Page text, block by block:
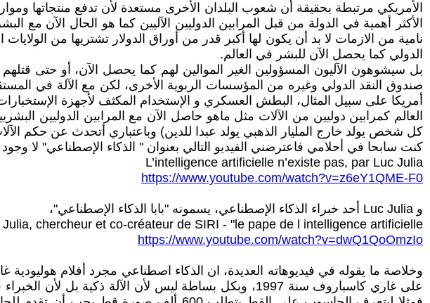
الأمريكي مرتبطة بحقيقة أن شعوب البلدان الأخرى مستعدة لأن تدفع منتجاتها
الأكثر أهمية في الدولة من قبل المرابين الدوليين الآليين كما هو الحال الآن
نامية من الازمات لا بد أن يكون لها أكبر قدر من أوراق الدولار تشتريها من
الدولي كما يحصل الآن للبشر في العالم.
بل سيشوهون الآليون المسؤولين الغير الموالين لهم كما يحصل الآن، أو حتى
صندوق النقد الدولي وغيره من المؤسسات الربوية الأخرى، لكن مع الآلة في
أمريكا على سبيل المثال، البطش العسكري و الإستخدام المكثف لأجهزة
العالم كمرابين دوليين من الآلات مثل ماهو حاصل الآن مع المرابين الدوليين
كل شخص يولد خارج المليار الذهبي يولد عبدا للدين) وباعتباري أتحدث عن حكم
كنت سابحا في أحلامي فاعترضني الفيديو التالي بعنوان " الذكاء الإصطناعي" لا وجود
L’intelligence artificielle n’existe pas, par Luc Julia
https://www.youtube.com/watch?v=z6eY1QME-F0
و Luc Julia أحد خبراء الذكاء الإصطناعي، يسمونه "بابا الذكاء الإصطناعي"،
Julia, chercheur et co-créateur de SIRI - "le pape de l intelligence artificielle"
https://www.youtube.com/watch?v=dwQ1QoOmzIo
وخلاصة ما يقوله في فيديوهاته العديدة، ان الذكاء اصطناعي مجرد أفلام
على غاري كاسباروف سنة 1997، وبكل بساطة ليس لأن الآلة